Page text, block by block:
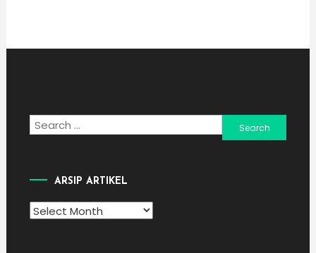
Search
for:
ARSIP ARTIKEL
Arsip